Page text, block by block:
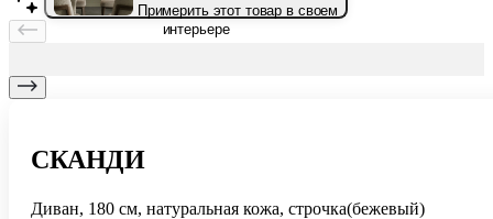
Примерить этот товар в своем
интерьере
СКАНДИ
Диван, 180 см, натуральная кожа, строчка(бежевый)